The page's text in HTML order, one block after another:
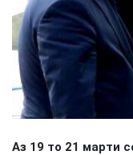
Аз 19 то 21 марти